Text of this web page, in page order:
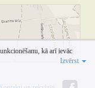
kā arī ievāc
Izvērst